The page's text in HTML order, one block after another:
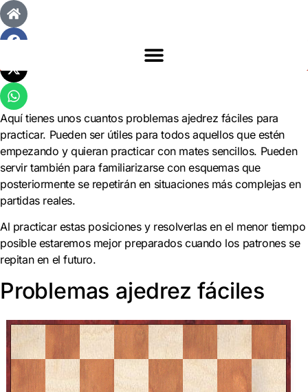
Aquí tienes unos cuantos problemas ajedrez fáciles para
practicar. Pueden ser útiles para todos aquellos que estén
empezando y quieran practicar con mates sencillos. Pueden
servir también para familiarizarse con esquemas que
posteriormente se repetirán en situaciones más complejas en
partidas reales.
Al practicar estas posiciones y resolverlas en el menor tiempo
posible estaremos mejor preparados cuando los patrones se
repitan en el futuro.
Problemas ajedrez fáciles